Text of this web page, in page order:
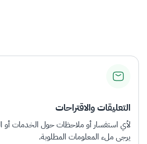
التعليقات والاقتراحات
لأي استفسار أو ملاحظات حول الخدمات أو
يرجى ملء المعلومات المطلوبة.